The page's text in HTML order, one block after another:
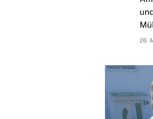
26.